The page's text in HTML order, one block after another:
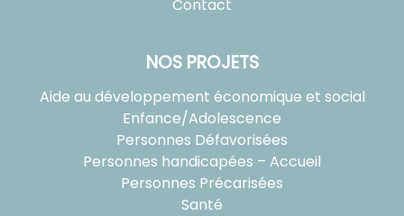
Contact
NOS PROJETS
Aide au développement économique et social
Enfance/Adolescence
Personnes Défavorisées
Personnes handicapées – Accueil
Personnes Précarisées
Santé